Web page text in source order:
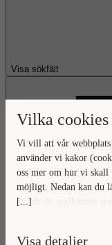
Vilka
[...]
Vi vill att vår
använder vi kakor
oss mer om hur vi skall
möjligt. Nedan kan du
att när du godkänner
Visa detaljer
Visa sökfält
Gå till startsidan